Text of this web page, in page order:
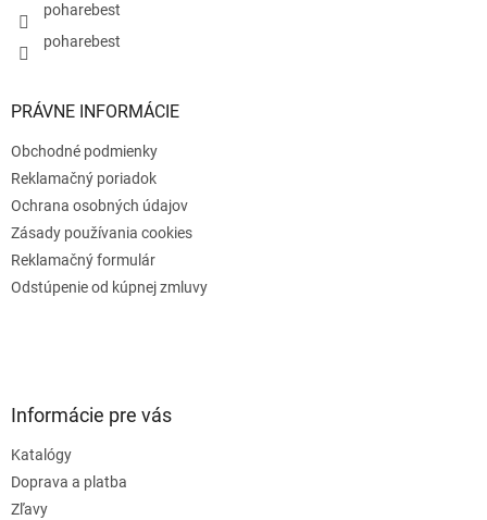
poharebest
poharebest
PRÁVNE INFORMÁCIE
Obchodné podmienky
Reklamačný poriadok
Ochrana osobných údajov
Zásady používania cookies
Reklamačný formulár
Odstúpenie od kúpnej zmluvy
Informácie pre vás
Katalógy
Doprava a platba
Zľavy